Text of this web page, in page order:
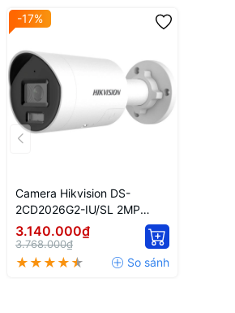
-17%
Camera Hikvision DS-
2CD2026G2-IU/SL 2MP
Ngoài Trời
3.140.000₫
3.768.000₫